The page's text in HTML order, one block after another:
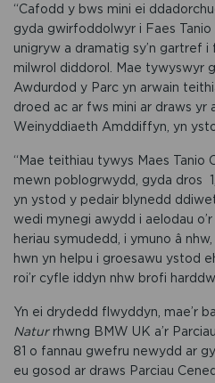
“Cafodd y bws mini ei
gyda gwirfoddolwyr i Faes
unigryw a dramatig sy’n gartref
milwrol diddorol. Mae tywyswyr
Awdurdod y Parc yn arwain
droed ac ar fws mini ar draws yr
Weinyddiaeth Amddiffyn, yn
“Mae teithiau tywys Maes Tanio
mewn poblogrwydd, gyda dros
yn ystod y pedair blynedd
wedi mynegi awydd i aelodau
heriau symudedd, i ymuno â
hwn yn helpu i groesawu ystod
roi’r cyfle iddyn nhw brofi
Yn ei drydedd flwyddyn, mae’r
Naturrhwng BMW UK a’r
81 o fannau gwefru newydd ar
eu gosod ar draws Parciau